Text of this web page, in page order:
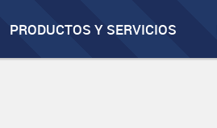
PRODUCTOS Y SERVICIOS